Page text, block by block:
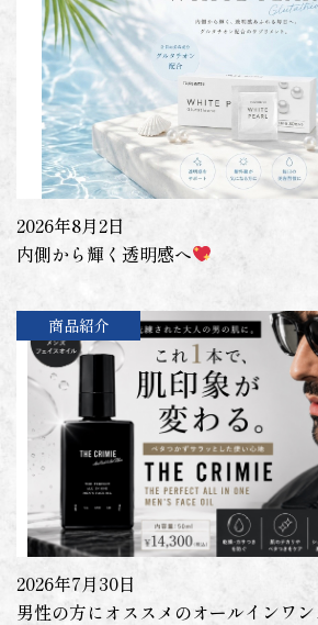
2026年8月2日
内側から輝く透明感へ
商品紹介
2026年7月30日
男性の方にオススメのオールインワ